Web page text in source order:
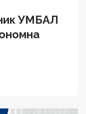
УМБАЛ